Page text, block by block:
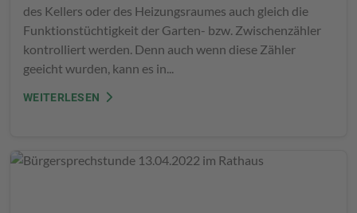
des Kellers oder des Heizungsraumes auch gleich die
Funktionstüchtigkeit der Garten- bzw. Zwischenzähler
kontrolliert werden. Denn auch wenn diese Zähler
geeicht wurden, kann es in...
WEITERLESEN